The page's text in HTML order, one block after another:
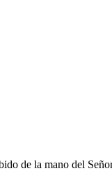
de la mano del